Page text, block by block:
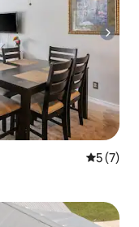
5 av 5 i
5 (7)